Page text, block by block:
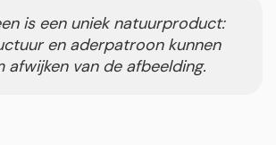
is een uniek natuurproduct:
en aderpatroon kunnen
afwijken van de afbeelding.